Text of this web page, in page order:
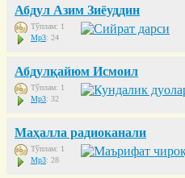
Абдул Азим Зиёуддин
Тўплам: 1
Mp3: 24
Абдулқайюм Исмоил
Тўплам: 1
Mp3: 32
Маҳалла радиоканали
Тўплам: 1
Mp3: 28